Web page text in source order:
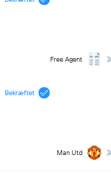
Free Agent
Bekræftet
Man Utd